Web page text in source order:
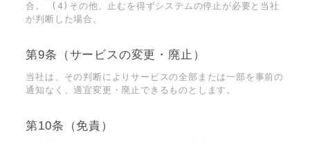
合。 (4)その他、止むを得ずシステムの停止が必要と当社
が判断した場合。
第9条（サービスの変更・廃止）
当社は、その判断によりサービスの全部または一部を事前の
通知なく、適宜変更・廃止できるものとします。
第10条（免責）